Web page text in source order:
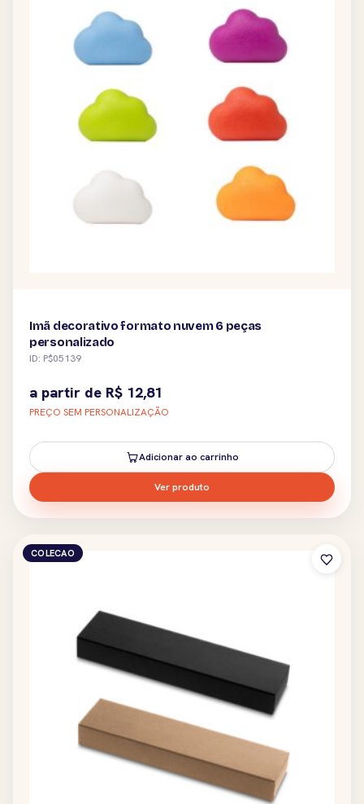
Imã decorativo formato nuvem 6 peças
personalizado
ID: P$05139
a partir de R$ 12,81
PREÇO SEM PERSONALIZAÇÃO
Adicionar ao carrinho
Ver produto
COLECAO